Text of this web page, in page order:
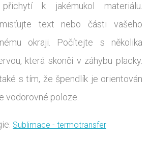
k jakémukol materiálu.
text nebo části vašeho
okraji. Počítejte s několika
která skončí v záhybu placky.
s tím, že špendlík je orientován
vodorovné poloze.
Sublimace - termotransfer